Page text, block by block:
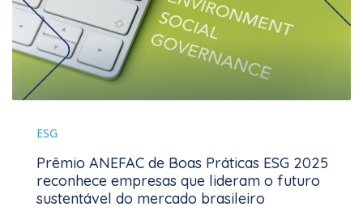
ESG
Prêmio ANEFAC de Boas Práticas ESG 2025
reconhece empresas que lideram o futuro
sustentável do mercado brasileiro